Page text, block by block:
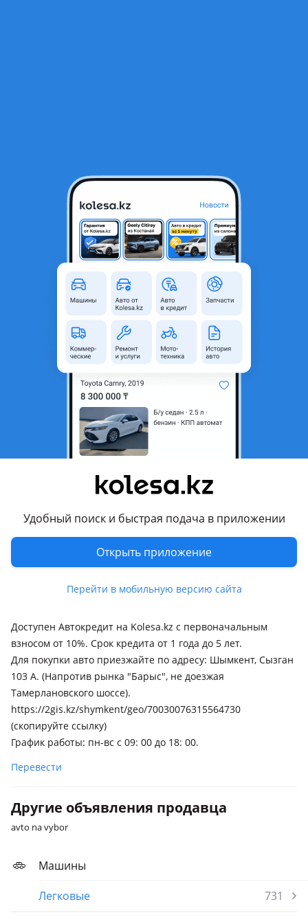
Удобный поиск и быстрая подача в приложении
Открыть приложение
Перейти в мобильную версию сайта
Hyundai Sonata 2020 года
Объявление находится в архиве и может быть
Шымкент, Туркестанская
2017 - 2022 7 поколение
Седан
Объем двигателя, л
383 636 км
Автомат
Привод
Передний привод
Руль
Слева
Растаможен в Казахстане
Да
Доступен Автокредит на Kolesa.kz с первоначальным
взносом от 10%. Срок кредита от 1 года до 5 лет.
Для покупки авто приезжайте по адресу: Шымкент, Сызган
103 А. (Напротив рынка "Барыс", не доезжая
Тамерлановского шоссе).
https://2gis.kz/shymkent/geo/70030076315564730
(скопируйте ссылку)
График работы: пн-вс с 09: 00 до 18: 00.
Перевести
Другие объявления продавца
avto na vybor
Машины
Легковые
731